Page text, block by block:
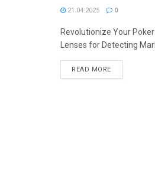
21.04.2025 0
Revolutionize Your
Lenses for Detecting
READ MORE